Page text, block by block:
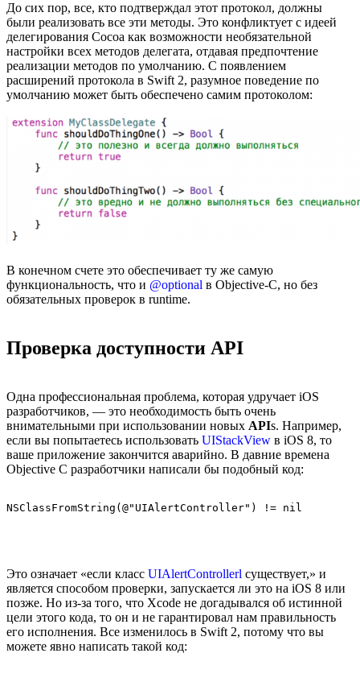
До сих пор, все, кто подтверждал этот протокол, должны
были реализовать все эти методы. Это конфликтует с идеей
делегирования Cocoa как возможности необязательной
настройки всех методов делегата, отдавая предпочтение
реализации методов по умолчанию. С появлением
расширений протокола в Swift 2, разумное поведение по
умолчанию может быть обеспечено самим протоколом:
В конечном счете это обеспечивает ту же самую
функциональность, что и @optional в Objective-C, но без
обязательных проверок в runtime.
Проверка доступности API
Одна профессиональная проблема, которая удручает iOS
разработчиков, — это необходимость быть очень
внимательными при использовании новых APIs. Например,
если вы попытаетесь использовать UIStackView в iOS 8, то
ваше приложение закончится аварийно. В давние времена
Objective C разработчики написали бы подобный код:
Это означает «если класс UIAlertControllerl существует,» и
является способом проверки, запускается ли это на iOS 8 или
позже. Но из-за того, что Xcode не догадывался об истинной
цели этого кода, то он и не гарантировал нам правильность
его исполнения. Все изменилось в Swift 2, потому что вы
можете явно написать такой код: